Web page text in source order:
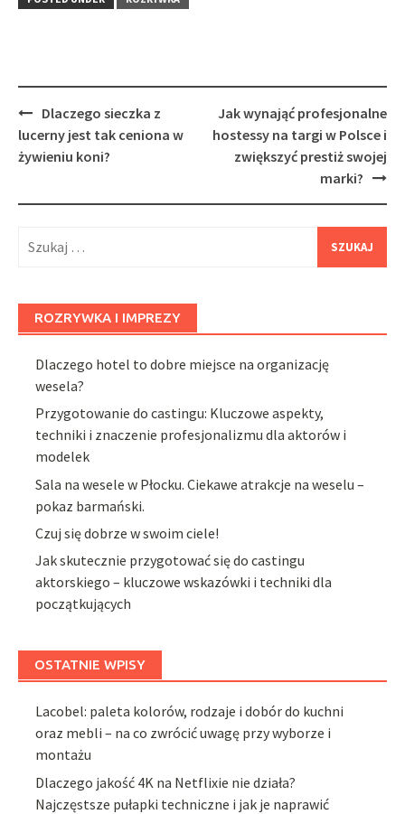
Post
navigation
Dlaczego sieczka z
lucerny jest tak ceniona w
żywieniu koni?
Jak wynająć profesjonalne
hostessy na targi w Polsce i
zwiększyć prestiż swojej
marki?
ROZRYWKA I IMPREZY
Dlaczego hotel to dobre miejsce na organizację
wesela?
Przygotowanie do castingu: Kluczowe aspekty,
techniki i znaczenie profesjonalizmu dla aktorów i
modelek
Sala na wesele w Płocku. Ciekawe atrakcje na weselu –
pokaz barmański.
Czuj się dobrze w swoim ciele!
Jak skutecznie przygotować się do castingu
aktorskiego – kluczowe wskazówki i techniki dla
początkujących
OSTATNIE WPISY
Lacobel: paleta kolorów, rodzaje i dobór do kuchni
oraz mebli – na co zwrócić uwagę przy wyborze i
montażu
Dlaczego jakość 4K na Netflixie nie działa?
Najczęstsze pułapki techniczne i jak je naprawić